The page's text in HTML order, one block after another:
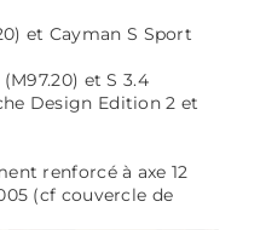
et Cayman S Sport
et S 3.4
Design Edition 2 et
renforcé à axe 12
(cf couvercle de